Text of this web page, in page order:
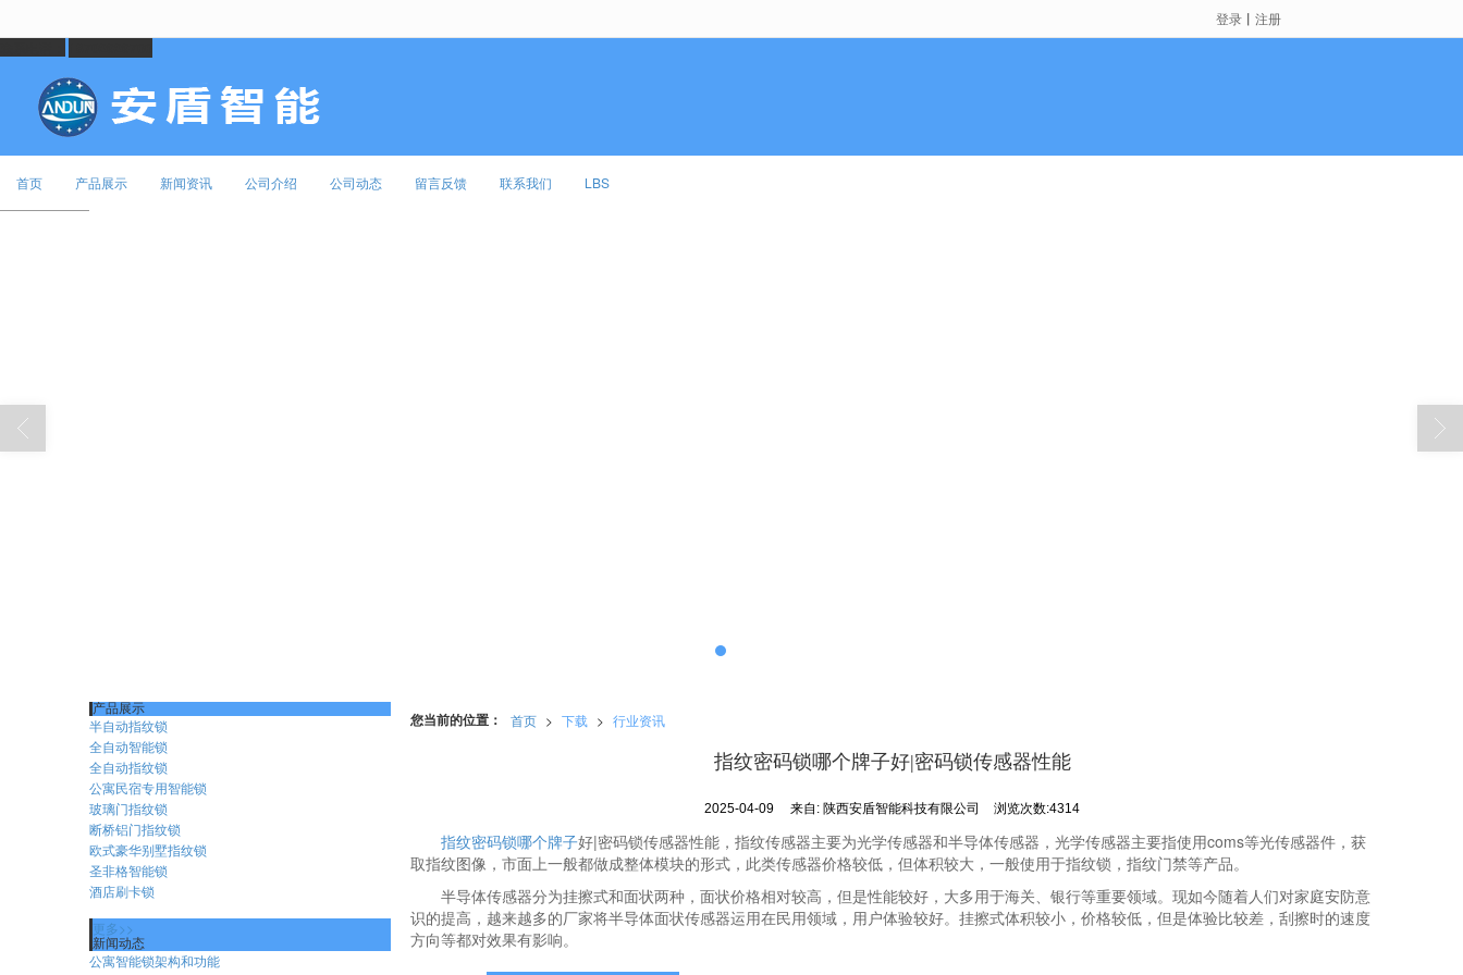
登录 丨 注册
首页 产品展示 新闻资讯 公司介绍 公司动态 留言反馈 联系我们 LBS
您当前的位置： 首页 > 下载 > 行业资讯
指纹密码锁哪个牌子好|密码锁传感器性能
2025-04-09 来自: 陕西安盾智能科技有限公司 浏览次数:4314
指纹密码锁哪个牌子好|密码锁传感器性能，指纹传感器主要为光学传感器和半导体传感器，光学传感器主要指使用coms等光传感器件，获
取指纹图像，市面上一般都做成整体模块的形式，此类传感器价格较低，但体积较大，一般使用于指纹锁，指纹门禁等产品。
半导体传感器分为挂擦式和面状两种，面状价格相对较高，但是性能较好，大多用于海关、银行等重要领域。现如今随着人们对家庭安防意
识的提高，越来越多的厂家将半导体面状传感器运用在民用领域，用户体验较好。挂擦式体积较小，价格较低，但是体验比较差，刮擦时的速度
方向等都对效果有影响。
产品展示
半自动指纹锁
全自动智能锁
全自动指纹锁
公寓民宿专用智能锁
玻璃门指纹锁
断桥铝门指纹锁
欧式豪华别墅指纹锁
圣非格智能锁
酒店刷卡锁
更多>>
新闻动态
公寓智能锁架构和功能